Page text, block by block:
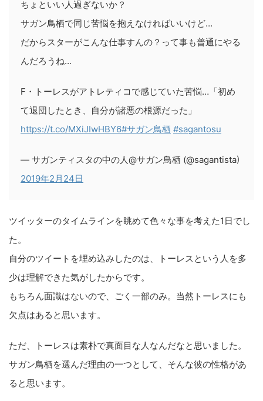
ちょといい人過ぎないか？
サガン鳥栖で同じ苦悩を抱えなければいいけど…
だからスターがこんな仕事すんの？って事も普通にやる
んだろうね…
F・トーレスがアトレティコで感じていた苦悩…「初め
て退団したとき、自分が諸悪の根源だった」
https://t.co/MXiJIwHBY6#サガン鳥栖 #sagantosu
— サガンティスタの中の人@サガン鳥栖 (@sagantista)
2019年2月24日
ツイッターのタイムラインを眺めて色々な事を考えた1日でし
た。
自分のツイートを埋め込みしたのは、トーレスという人を多
少は理解できた気がしたからです。
もちろん面識はないので、ごく一部のみ。当然トーレスにも
欠点はあると思います。
ただ、トーレスは素朴で真面目な人なんだなと思いました。
サガン鳥栖を選んだ理由の一つとして、そんな彼の性格があ
ると思います。